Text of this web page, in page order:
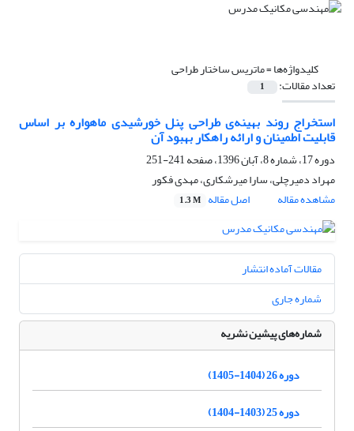
کلیدواژه‌ها =ماتریس ساختار طراحی
تعداد مقالات: 1
استخراج روند بهینه‌ی طراحی پنل خورشیدی ماهواره بر اساس
قابلیت اطمینان و ارائه راهکار بهبود آن
دوره 17، شماره 8، آبان 1396، صفحه
241-251
مهراد دمیرچلی، سارا میرشکاری، مهدی فکور
مشاهده مقاله
اصل مقاله 1.3 M
مقالات آماده انتشار
شماره جاری
شماره‌های پیشین نشریه
دوره 26 (1404-1405)
دوره 25 (1403-1404)